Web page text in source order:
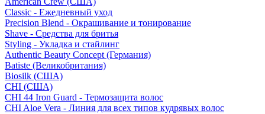
Classic - Ежедневный уход
Precision Blend - Окрашивание и тонирование
Shave - Средства для бритья
Styling - Укладка и стайлинг
Authentic Beauty Concept (Германия)
Batiste (Великобритания)
Biosilk (США)
CHI (США)
CHI 44 Iron Guard - Термозащита волос
CHI Aloe Vera - Линия для всех типов кудрявых волос